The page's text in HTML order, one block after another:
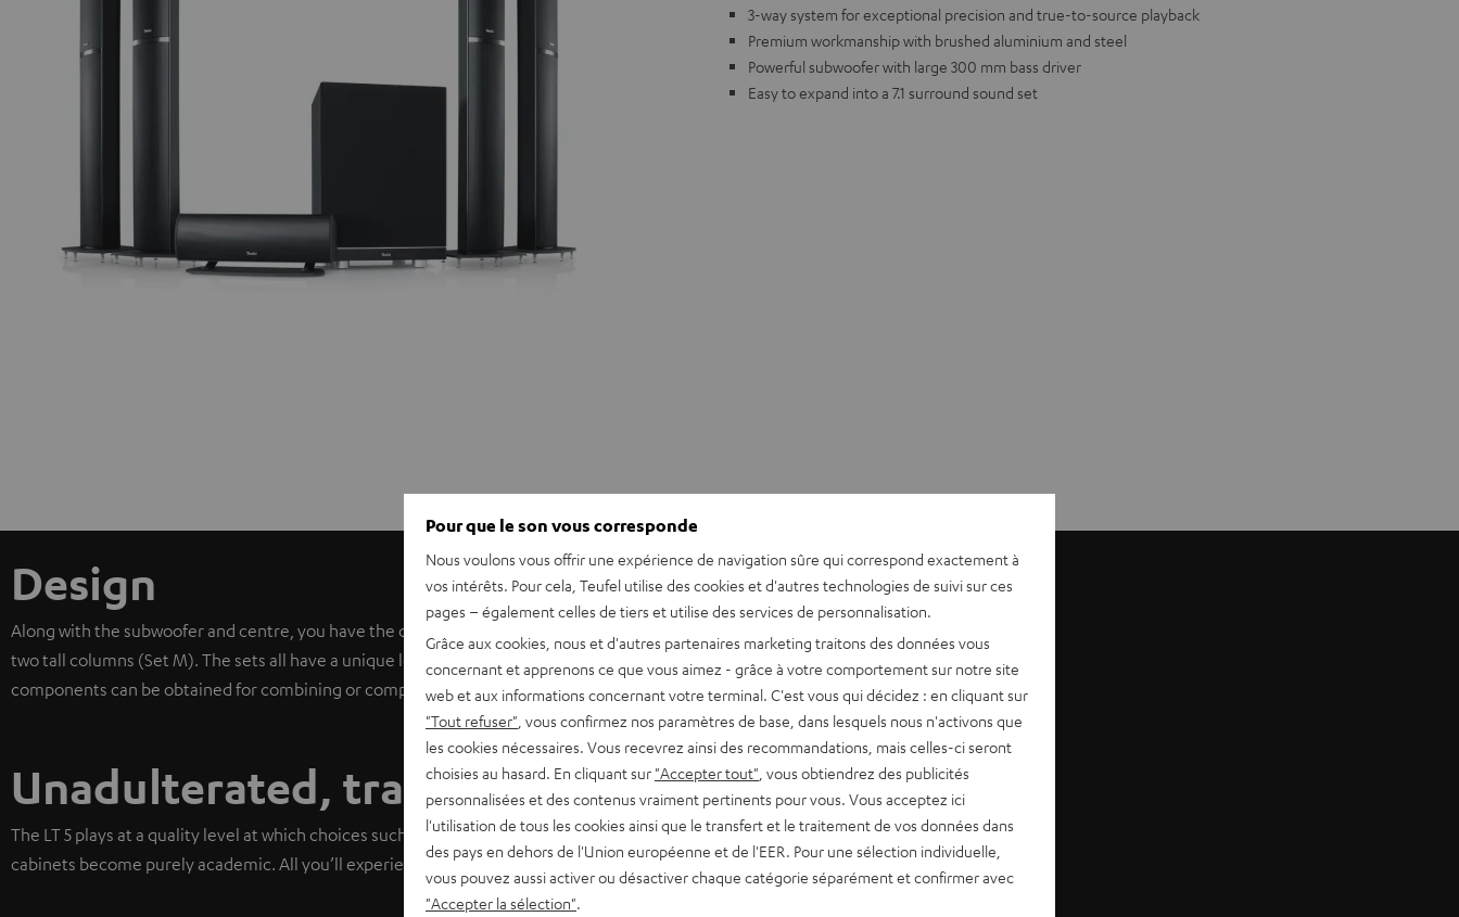
3-way system for exceptional precision and true-to-source playback
Premium workmanship with brushed aluminium and steel
Powerful subwoofer with large 300 mm bass driver
Easy to expand into a 7.1 surround sound set
Design
Along with the subwoofer and centre, you have the choice of either four tall columns (Set L) or a combination of two short and
two tall columns (Set M). The sets all have a unique look but they share the same exquisite sound. In additional, individual
components can be obtained for combining or completing your system. Flexibility is the cornerstone of the LT 5!
Unadulterated, transparent sound
The LT 5 plays at a quality level at which choices such as music versus home cinema and aluminium columns versus wooden
cabinets become purely academic. All you’ll experience is unadulterated, transparent sound.
Pour que le son vous corresponde
Nous voulons vous offrir une expérience de navigation sûre qui correspond exactement à
vos intérêts. Pour cela, Teufel utilise des cookies et d'autres technologies de suivi sur ces
pages – également celles de tiers et utilise des services de personnalisation.
Grâce aux cookies, nous et d'autres partenaires marketing traitons des données vous
concernant et apprenons ce que vous aimez - grâce à votre comportement sur notre site
web et aux informations concernant votre terminal. C'est vous qui décidez : en cliquant sur
"Tout refuser" , vous confirmez nos paramètres de base, dans lesquels nous n'activons que
les cookies nécessaires. Vous recevrez ainsi des recommandations, mais celles-ci seront
choisies au hasard. En cliquant sur "Accepter tout" , vous obtiendrez des publicités
personnalisées et des contenus vraiment pertinents pour vous. Vous acceptez ici
l'utilisation de tous les cookies ainsi que le transfert et le traitement de vos données dans
des pays en dehors de l'Union européenne et de l'EER. Pour une sélection individuelle,
vous pouvez aussi activer ou désactiver chaque catégorie séparément et confirmer avec
"Accepter la sélection"